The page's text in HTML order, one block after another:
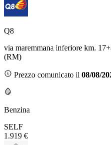
Q8
via maremmana inferiore km.
(RM)
Prezzo comunicato il 08/08/
Benzina
SELF
1.919 €